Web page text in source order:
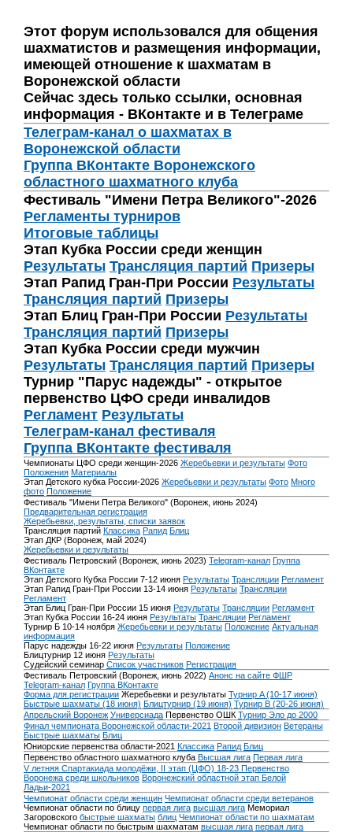
Этот форум использовался для общения
шахматистов и размещения информации,
имеющей отношение к шахматам в
Воронежской области
Сейчас здесь только ссылки, основная
информация - ВКонтакте и в Телеграме
Телеграм-канал о шахматах в
Воронежской области
Группа ВКонтакте Воронежского
областного шахматного клуба
Фестиваль "Имени Петра Великого"-2026
Регламенты турниров
Итоговые таблицы
Этап Кубка России среди женщин
Результаты Трансляция партий Призеры
Этап Рапид Гран-При России Результаты
Трансляция партий Призеры
Этап Блиц Гран-При России Результаты
Трансляция партий Призеры
Этап Кубка России среди мужчин
Результаты Трансляция партий Призеры
Турнир "Парус надежды" - открытое
первенство ЦФО среди инвалидов
Регламент Результаты
Телеграм-канал фестиваля
Группа ВКонтакте фестиваля
Чемпионаты ЦФО среди женщин-2026 Жеребьевки и результаты Фото
Положения Материалы
Этап Детского кубка России-2026 Жеребьевки и результаты Фото Много
фото Положение
Фестиваль "Имени Петра Великого" (Воронеж, июнь 2024)
Предварительная регистрация
Жеребьевки, результаты, списки заявок
Трансляция партий Классика Рапид Блиц
Этап ДКР (Воронеж, май 2024)
Жеребьевки и результаты
Фестиваль Петровский (Воронеж, июнь 2023) Telegram-канал Группа
ВКонтакте
Этап Детского Кубка России 7-12 июня Результаты Трансляции Регламент
Этап Рапид Гран-При России 13-14 июня Результаты Трансляции
Регламент
Этап Блиц Гран-При России 15 июня Результаты Трансляции Регламент
Этап Кубка России 16-24 июня Результаты Трансляции Регламент
Турнир Б 10-14 ноября Жеребьевки и результаты Положение Актуальная
информация
Парус надежды 16-22 июня Результаты Положение
Блицтурнир 12 июня Результаты
Судейский семинар Список участников Регистрация
Фестиваль Петровский (Воронеж, июнь 2022) Анонс на сайте ФШР
Telegram-канал Группа ВКонтакте
Форма для регистрации Жеребьевки и результаты Турнир A (10-17 июня)
Быстрые шахматы (18 июня) Блицтурнир (19 июня) Турнир B (20-26 июня)
Апрельский Воронеж Универсиада Первенство ОШК Турнир Эло до 2000
Финал чемпионата Воронежской области-2021 Второй дивизион Ветераны
Быстрые шахматы Блиц
Юниорские первенства области-2021 Классика Рапид Блиц
Первенство областного шахматного клуба Высшая лига Первая лига
V летняя Спартакиада молодёжи, II этап (ЦФО) 18-23 Первенство
Воронежа среди школьников Воронежский областной этап Белой
Ладьи-2021
Чемпионат области среди женщин Чемпионат области среди ветеранов
Чемпионат области по блицу первая лига высшая лига Мемориал
Загоровского быстрые шахматы блиц Чемпионат области по шахматам
Чемпионат области по быстрым шахматам высшая лига первая лига